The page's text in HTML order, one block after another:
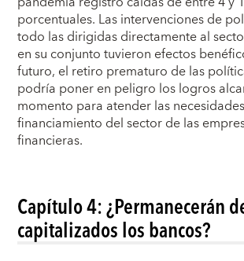
porcentuales. Las intervenciones de
todo las dirigidas directamente al
en su conjunto tuvieron efectos
futuro, el retiro prematuro de las
podría poner en peligro los logros
momento para atender las
financiamiento del sector de las
financieras.
Capítulo 4: ¿Permanecerán
capitalizados los bancos?